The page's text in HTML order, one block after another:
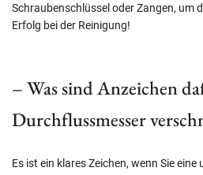
Schraubenschlüssel oder Zangen, um
Erfolg bei der Reinigung!
– Was sind Anzeichen
Durchflussmesser
Es ist ein klares Zeichen, wenn Sie